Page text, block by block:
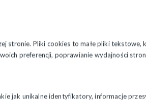
stronie. Pliki cookies to małe pliki tekstowe,
preferencji, poprawianie wydajności
jak unikalne identyfikatory, informacje